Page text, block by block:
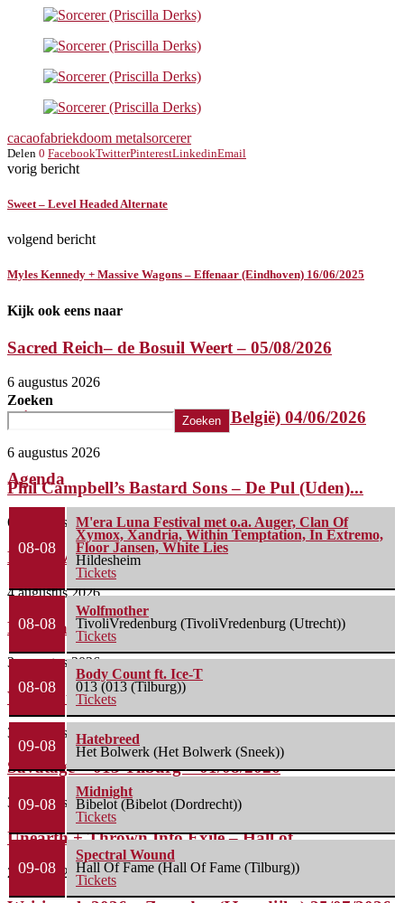
cacaofabriekdoom metalsorcerer
Delen 0 FacebookTwitterPinterestLinkedinEmail
vorig bericht
Sweet – Level Headed Alternate
volgend bericht
Myles Kennedy + Massive Wagons – Effenaar (Eindhoven) 16/06/2025
Kijk ook eens naar
Sacred Reich– de Bosuil Weert – 05/08/2026
6 augustus 2026
Misery Index – Elpee (Deinze, België) 04/06/2026
6 augustus 2026
Phil Campbell’s Bastard Sons – De Pul (Uden)...
6 augustus 2026
Life Of Agony + Second Function – Underworld...
4 augustus 2026
Nick Cave & The Bad Seeds – Preston...
3 augustus 2026
Wolfmother + The Howlers – o2 Shepherd’s Bush...
3 augustus 2026
Savatage – 013 Tilburg – 01/08/2026
3 augustus 2026
Unearth + Thrown Into Exile – Hall of...
29 juli 2026
Zoeken
Zoeken
Agenda
08-08
M'era Luna Festival met o.a. Auger, Clan Of
Xymox, Xandria, Within Temptation, In Extremo,
Floor Jansen, White Lies
Hildesheim
Tickets
08-08
Wolfmother
TivoliVredenburg (TivoliVredenburg (Utrecht))
Tickets
08-08
Body Count ft. Ice-T
013 (013 (Tilburg))
Tickets
09-08
Hatebreed
Het Bolwerk (Het Bolwerk (Sneek))
09-08
Midnight
Bibelot (Bibelot (Dordrecht))
Tickets
09-08
Spectral Wound
Hall Of Fame (Hall Of Fame (Tilburg))
Tickets